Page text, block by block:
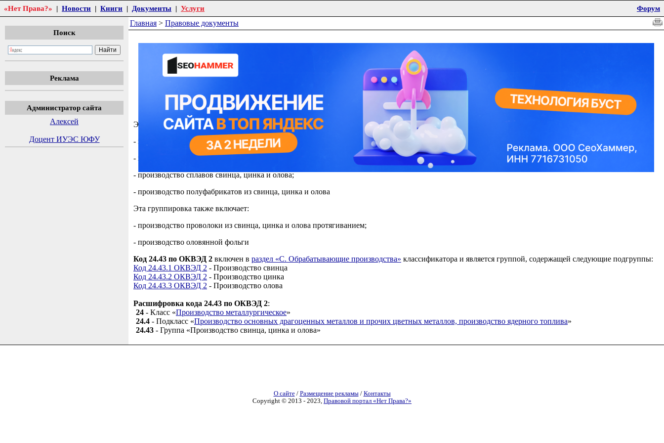
«Нет Права?» | Новости | Книги | Документы | Услуги Форум
Поиск
Реклама
Администратор сайта
Алексей
Доцент ИУЭС ЮФУ
Главная > Правовые документы
Общероссийский классификатор видов экономической деятельности ОК 029-2014 (КДЕС Ред. 2) - ОКВЭД 2
Принят и введен в действие приказом Федерального агентства по техническому регулированию и метрологии (Росстандарт) от
31.01.2014 N 14-ст. На данном сайте ОКВЭД 2 представлен в редакции 2016 года, актуальной на 1 января 2017 года.
Код 24.43 по ОКВЭД 2 - Производство свинца, цинка и олова
Эта группировка включает:
- производство свинца, цинка и олова из руд;
- производство свинца, цинка и олова методом электролитического рафинирования отходов и лома свинца, цинка и олова;
- производство сплавов свинца, цинка и олова;
- производство полуфабрикатов из свинца, цинка и олова
Эта группировка также включает:
- производство проволоки из свинца, цинка и олова протягиванием;
- производство оловянной фольги
Код 24.43 по ОКВЭД 2 включен в раздел «C. Обрабатывающие производства» классификатора и является группой, содержащей следующие подгруппы:
Код 24.43.1 ОКВЭД 2 - Производство свинца
Код 24.43.2 ОКВЭД 2 - Производство цинка
Код 24.43.3 ОКВЭД 2 - Производство олова
Расшифровка кода 24.43 по ОКВЭД 2:
24 - Класс «Производство металлургическое»
24.4 - Подкласс «Производство основных драгоценных металлов и прочих цветных металлов, производство ядерного топлива»
24.43 - Группа «Производство свинца, цинка и олова»
О сайте/ Размещение рекламы/ Контакты
Copyright © 2013 - 2023, Правовой портал «Нет Права?»